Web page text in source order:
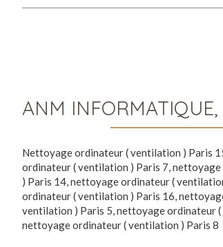
ANM
Nettoyage ordinateur ( ventilation ) Paris
ordinateur ( ventilation ) Paris 7,nettoyage
) Paris 14,nettoyage ordinateur (
ordinateur ( ventilation ) Paris 16,
ventilation ) Paris 5,nettoyage ordinateur
nettoyage ordinateur ( ventilation ) Paris 8